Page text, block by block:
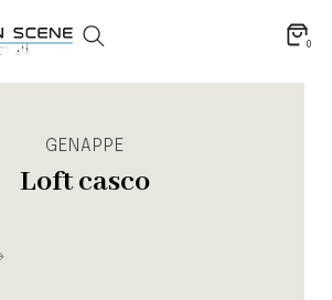
0
Loft casco
GENAPPE